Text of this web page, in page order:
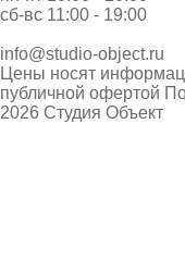
сб-вс 11:00 - 19:00
info@studio-object.ru
Цены носят
публичной офертой
2026 Студия Объект